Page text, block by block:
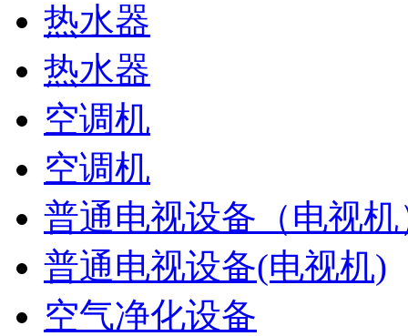
热水器
热水器
空调机
空调机
普通电视设备（电视机
普通电视设备(电视机)
空气净化设备